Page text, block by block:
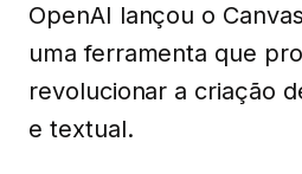
OpenAI lançou o
uma ferramenta que
revolucionar a criação
e textual.